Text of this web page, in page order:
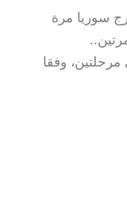
سوريا مرة
وفقا